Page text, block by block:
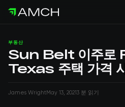
부동산
Sun Belt 이주로
Texas 주택 가격
James WrightMay 13, 20213 분 읽기